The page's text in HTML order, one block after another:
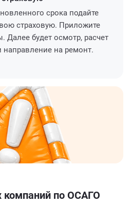
срока подайте
страховую. Приложите
Далее будет осмотр, расчет
на ремонт.
компаний по ОСАГО